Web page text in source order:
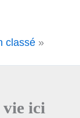
classé »
vie ici